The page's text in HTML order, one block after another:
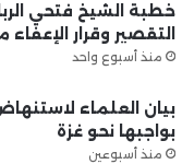
خطبة الشيخ فتحي
التقصير وقرار
منذ أسبوع واحد
بيان العلماء
بواجبها نحو غزة
منذ أسبوعين